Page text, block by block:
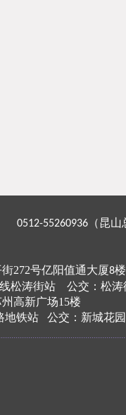
0512-55260936 （昆
街272号亿阳值通大厦8楼
松涛街站
公交：松
高新广场15楼
地铁站 公交：新城花